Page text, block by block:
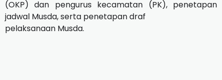
(OKP) dan pengurus kecamatan (PK), penetapan
jadwal Musda, serta penetapan draf
pelaksanaan Musda.